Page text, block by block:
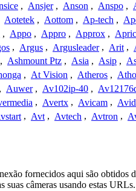
, Ansjer , Anson , Anspo ,
Aotetek , Aottom , Ap-tech ,
, Appo , Appro , Approx ,
, Argus , Argusleader , Arit ,
, Ashmount Ptz , Asia , Asip ,
, At Vision , Atheros ,
, Auwer , Av102ip-40 ,
, Avertx , Avicam ,
, Avt , Avtech , Avtron ,
fornecidos aqui são obtidos
suas câmeras usando estas URLs.